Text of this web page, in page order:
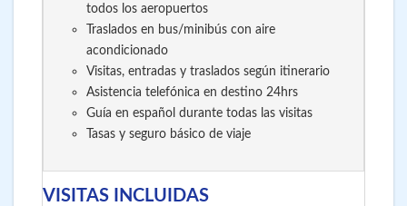
todos los aeropuertos
Traslados en bus/minibús con aire
acondicionado
Visitas, entradas y traslados según itinerario
Asistencia telefónica en destino 24hrs
Guía en español durante todas las visitas
Tasas y seguro básico de viaje
VISITAS INCLUIDAS